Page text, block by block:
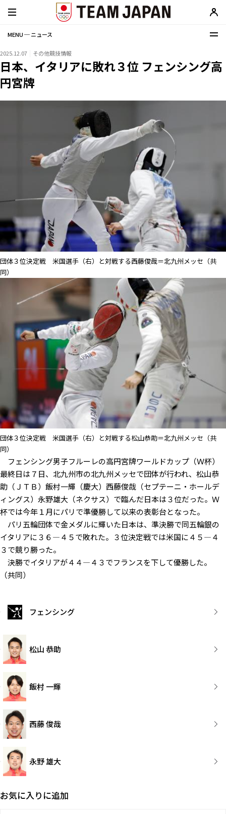
MENU ─ ニュース
2025.12.07 その他競技情報
日本、イタリアに敗れ３位 フェンシング高
円宮牌
団体３位決定戦 米国選手（右）と対戦する西藤俊哉＝北九州メッセ（共
同）
団体３位決定戦 米国選手（右）と対戦する松山恭助＝北九州メッセ（共
同）
フェンシング男子フルーレの高円宮牌ワールドカップ（Ｗ杯）
最終日は７日、北九州市の北九州メッセで団体が行われ、松山恭
助（ＪＴＢ）飯村一輝（慶大）西藤俊哉（セプテーニ・ホールデ
ィングス）永野雄大（ネクサス）で臨んだ日本は３位だった。Ｗ
杯では今年１月にパリで準優勝して以来の表彰台となった。
パリ五輪団体で金メダルに輝いた日本は、準決勝で同五輪銀の
イタリアに３６―４５で敗れた。３位決定戦では米国に４５―４
３で競り勝った。
決勝でイタリアが４４―４３でフランスを下して優勝した。
（共同）
フェンシング
松山 恭助
飯村 一輝
西藤 俊哉
永野 雄大
お気に入りに追加